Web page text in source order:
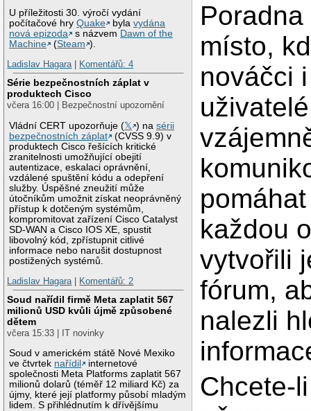
U příležitosti 30. výročí vydání
počítačové hryQuake bylavydána
nová epizoda
s názvem Dawn of the
Machine
(Steam ).
Ladislav Hagara| Komentářů: 4
Série bezpečnostních záplat v
produktech Cisco
včera 16:00 | Bezpečnostní upozornění
Vládní CERT upozorňuje (𝕏 ) nasérii
bezpečnostních záplat
(CVSS 9.9) v
produktech Cisco řešících kritické
zranitelnosti umožňující obejití
autentizace, eskalaci oprávnění,
vzdálené spuštění kódu a odepření
služby. Úspěšné zneužití může
útočníkům umožnit získat neoprávněný
přístup k dotčeným systémům,
kompromitovat zařízení Cisco Catalyst
SD-WAN a Cisco IOS XE, spustit
libovolný kód, zpřístupnit citlivé
informace nebo narušit dostupnost
postižených systémů.
Ladislav Hagara| Komentářů: 2
Soud nařídil firmě Meta zaplatit 567
milionů USD kvůli újmě způsobené
dětem
včera 15:33 | IT novinky
Soud v americkém státě Nové Mexiko
ve čtvrtek nařídil
internetové
společnosti Meta Platforms zaplatit 567
milionů dolarů (téměř 12 miliard Kč) za
újmy, které její platformy působí mladým
lidem. S přihlédnutím k dřívějšímu
místo,
nováčci
každou
vytvořili
fórum,
nalezli
Chcete-